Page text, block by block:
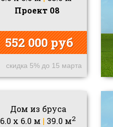
Проект 08
552 000 руб
скидка 5% до 15 марта
Дом из бруса
6.0 x 6.0 м | 39.0 м2